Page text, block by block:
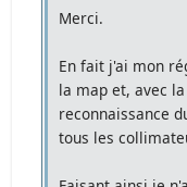
Merci.
En fait j'ai mon
la map et, avec
reconnaissance
tous les